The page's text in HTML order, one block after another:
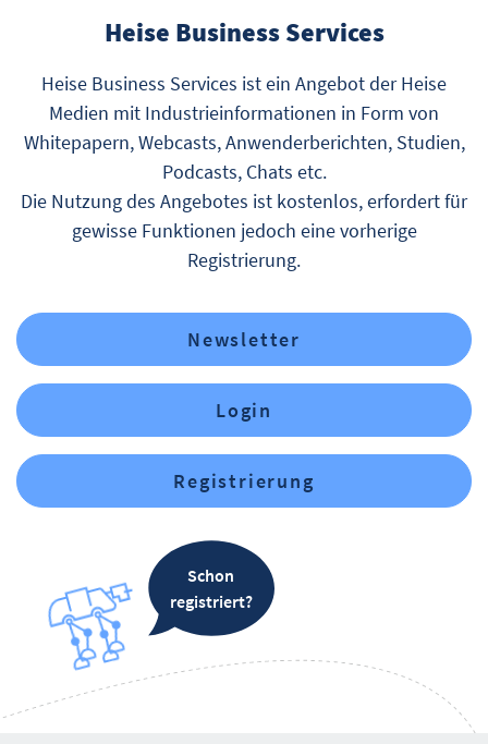
Heise Business Services
Heise Business Services ist ein Angebot der Heise
Medien mit Industrieinformationen in Form von
Whitepapern, Webcasts, Anwenderberichten, Studien,
Podcasts, Chats etc.
Die Nutzung des Angebotes ist kostenlos, erfordert für
gewisse Funktionen jedoch eine vorherige
Registrierung.
Newsletter
Login
Registrierung
Schon
registriert?